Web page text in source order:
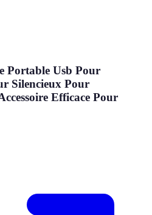
Portable Usb Pour
Silencieux Pour
Efficace Pour